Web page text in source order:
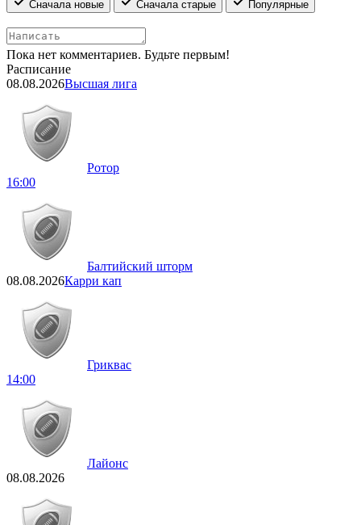
Сначала новые
Сначала старые Популярные
Пока нет комментариев. Будьте первым!
Расписание
08.08.2026Высшая лига
Ротор
16:00
Балтийский шторм
08.08.2026Карри кап
Гриквас
14:00
Лайонс
08.08.2026